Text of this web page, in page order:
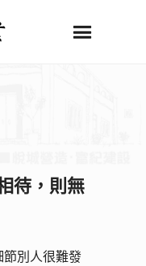
待，則無
別人很難發